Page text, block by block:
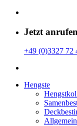
Jetzt anrufen
+49 (0)3327 72
Hengste